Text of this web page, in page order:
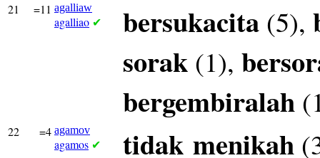
21 =11 agalliaw
agalliao ✔ bersukacita (5),
sorak (1),
bergembiralah
22 =4 agamov
agamos ✔ tidak menikah